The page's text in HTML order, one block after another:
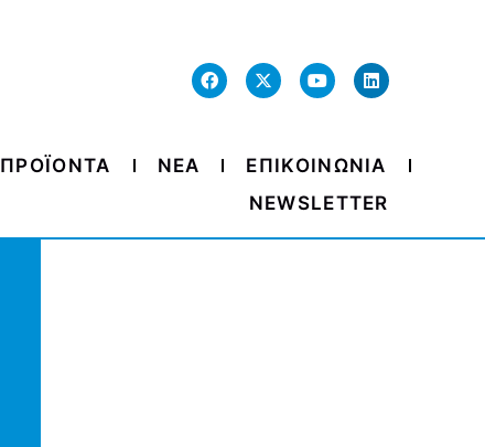
ΠΡΟΪΟΝΤΑ ΝΕΑ
ΕΠΙΚΟΙΝΩΝΙΑ
NEWSLETTER